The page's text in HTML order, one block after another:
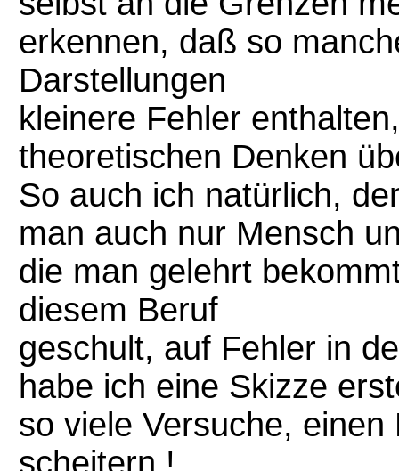
erkennen, daß so
Darstellungen
kleinere Fehler
theoretischen Denken
So auch ich natürlich,
man auch nur Mensch
die man gelehrt
diesem Beruf
geschult, auf Fehler in
habe ich eine Skizze
so viele Versuche,
scheitern.!